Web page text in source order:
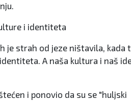
i identiteta
strah od jeze ništavila, kada
A naša kultura i naš
i ponovio da su se